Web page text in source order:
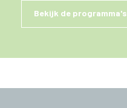
Bekijk de programma's